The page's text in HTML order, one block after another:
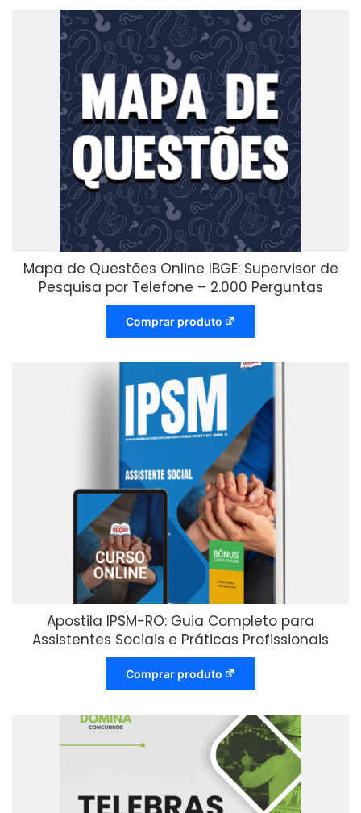
Mapa de Questões Online IBGE: Supervisor de
Pesquisa por Telefone – 2.000 Perguntas
Comprar produto
Apostila IPSM-RO: Guia Completo para
Assistentes Sociais e Práticas Profissionais
Comprar produto